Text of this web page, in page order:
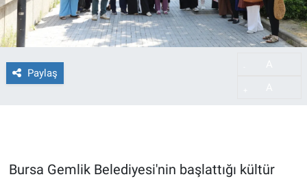
Paylaş
Bursa Gemlik Belediyesi'nin başlattığı kültür